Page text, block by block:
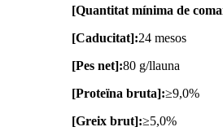
[Quantitat mínima de
[Caducitat]:24 mesos
[Pes net]:80 g/llauna
[Proteïna bruta]:≥9,0%
[Greix brut]:≥5,0%